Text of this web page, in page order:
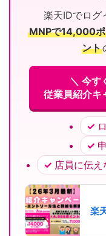
楽天IDでログ
MNPで14,000ポ
ント
＼ 今す
従業員紹介キ
店員に伝
楽